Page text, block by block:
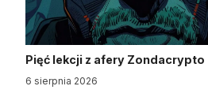
Pięć lekcji z afery Zondacrypto
6 sierpnia 2026